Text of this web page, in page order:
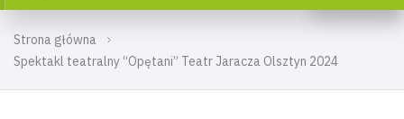
Strona główna
Spektakl teatralny “Opętani” Teatr Jaracza Olsztyn 2024